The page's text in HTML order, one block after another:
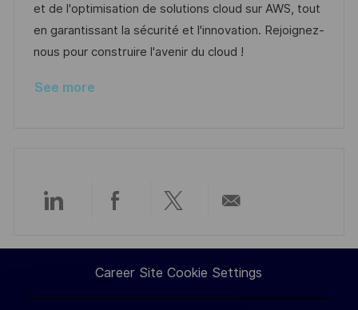
o
n
d
D
a
e
g
o
r
et de l'optimisation de solutions cloud sur AWS, tout
en garantissant la sécurité et l'innovation. Rejoignez-
nous pour construire l'avenir du cloud !
See more
Share
via
LinkedIn
Share
via
Facebook
Share
via
twitter
via
email
Career Site Cookie Settings